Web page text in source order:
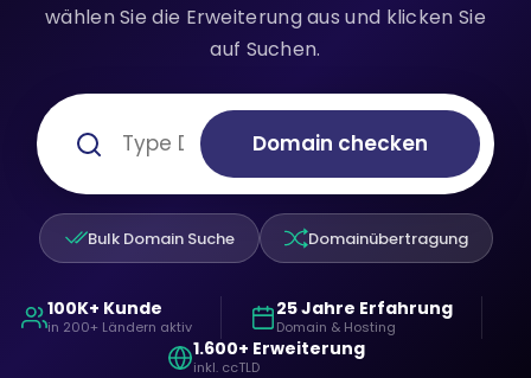
wählen Sie die Erweiterung aus und klicken Sie
auf Suchen.
Domain checken
Bulk Domain Suche Domainübertragung
100K+ Kunde
in 200+ Ländern aktiv
25 Jahre Erfahrung
Domain & Hosting
1.600+ Erweiterung
inkl. ccTLD